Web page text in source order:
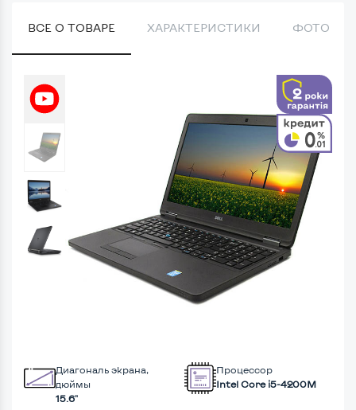
ВСЕ О ТОВАРЕ ХАРАКТЕРИСТИКИ ФОТО
Диагональ экрана,
дюймы
15.6"
Процессор
Intel Core i5-4200M